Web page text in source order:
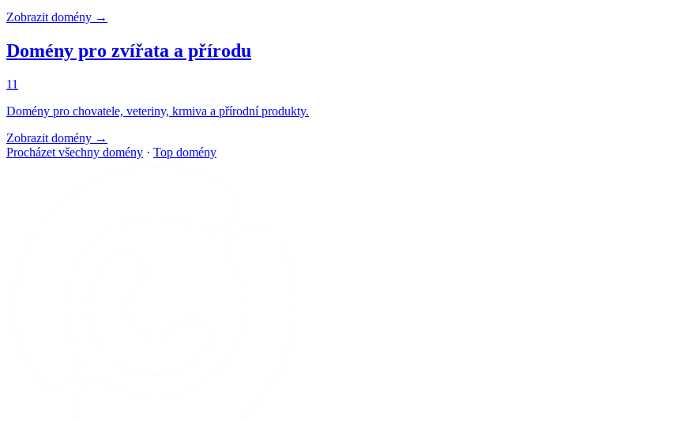
Zobrazit domény →
Domény pro zvířata a přírodu
11
Domény pro chovatele, veteriny, krmiva a přírodní produkty.
Zobrazit domény →
Procházet všechny domény · Top domény